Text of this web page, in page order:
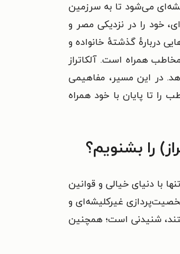
می‌شود تا به سرزمین
خود را در نزدیکی مصر و
دربارهٔ گذشتهٔ خانواده و
همراه است. آلکاتراز
در این مسیر، مفاهیمی
را تا پایان با خود همراه
را بشنویم؟
با دنیای خیالی و قوانین
غیرکلیشه‌ای و
شنیدنی است؛ همچنین